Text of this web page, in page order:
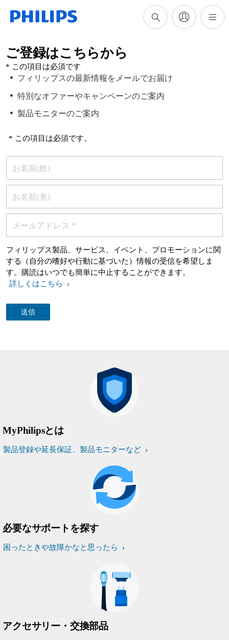
ご登録はこちらから
* この項目は必須です
フィリップスの最新情報をメールでお届け
特別なオファーやキャンペーンのご案内
製品モニターのご案内
* この項目は必須です。
お名前(姓)
お名前(名)
メールアドレス *
フィリップス製品、サービス、イベント、プロモーションに関
する（自分の嗜好や行動に基づいた）情報の受信を希望しま
す。購読はいつでも簡単に中止することができます。
詳しくはこちら
MyPhilipsとは
製品登録や延長保証、製品モニターなど
必要なサポートを探す
困ったときや故障かなと思ったら
アクセサリー・交換部品